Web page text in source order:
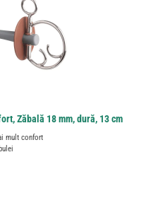
Zăbală 18 mm, dură, 13 cm
mult confort